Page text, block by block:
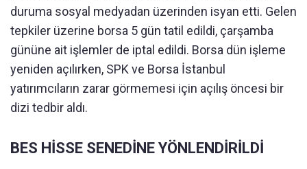
duruma sosyal medyadan üzerinden isyan etti. Gelen
tepkiler üzerine borsa 5 gün tatil edildi, çarşamba
gününe ait işlemler de iptal edildi. Borsa dün işleme
yeniden açılırken, SPK ve Borsa İstanbul
yatırımcıların zarar görmemesi için açılış öncesi bir
dizi tedbir aldı.
BES HİSSE SENEDİNE YÖNLENDİRİLDİ